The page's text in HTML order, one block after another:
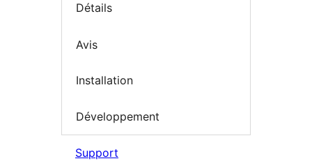
Détails
Avis
Installation
Développement
Support